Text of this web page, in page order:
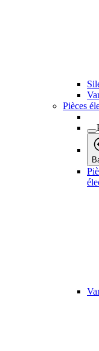
Pièces